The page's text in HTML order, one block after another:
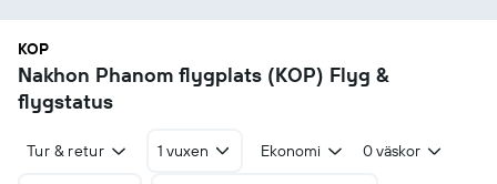
KOP
Nakhon Phanom flygplats (KOP) Flyg &
flygstatus
Tur & retur 1 vuxen Ekonomi 0 väskor